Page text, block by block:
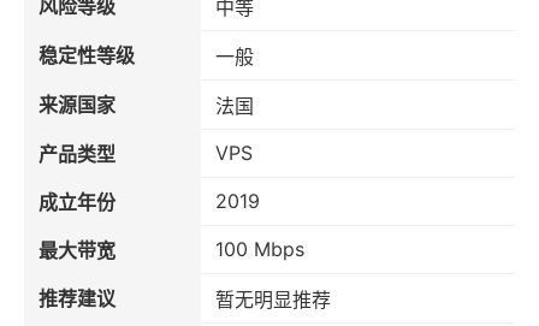
风险等级
中等
稳定性等级
一般
来源国家
法国
产品类型
VPS
成立年份 2019
最大带宽 100 Mbps
推荐建议
暂无明显推荐